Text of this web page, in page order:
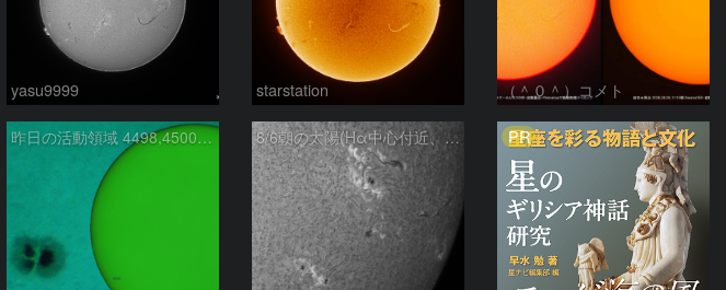
yasu9999 starstation （＾０＾）コメト
昨日の活動領域 4498,4500：2026/08/05 8/6朝の太陽(Hα中心付近、4498、4502付近) PR